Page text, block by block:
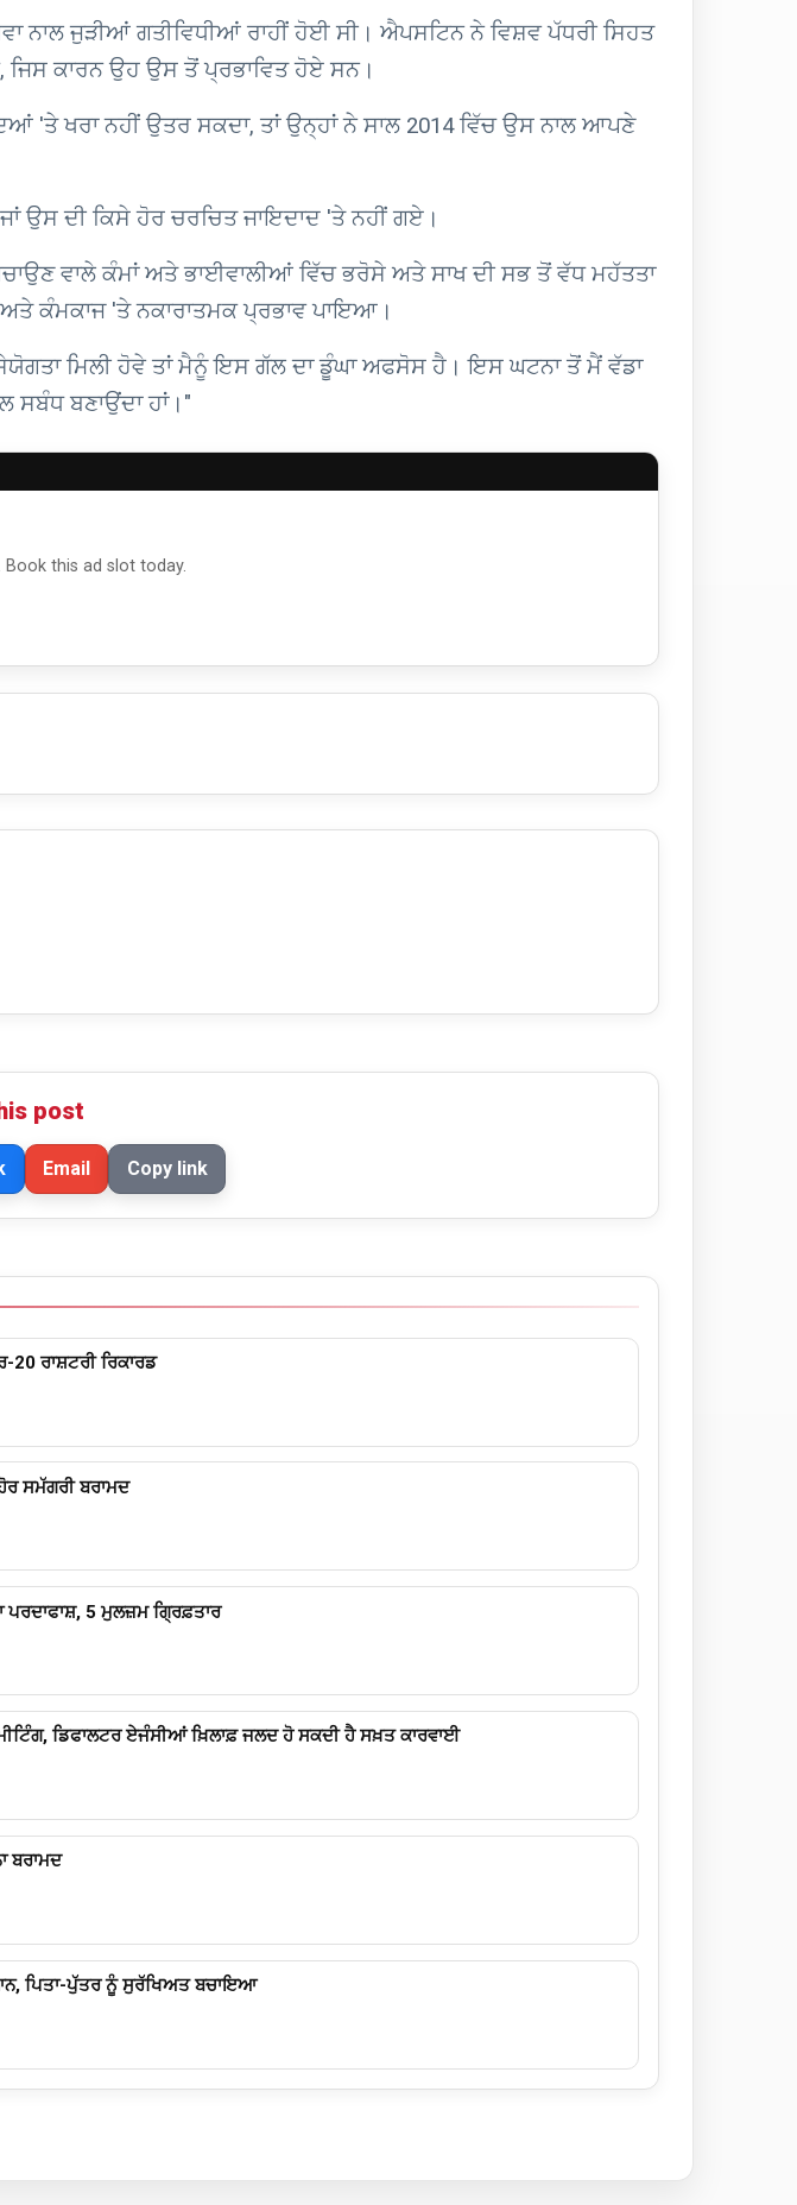
ਨਾਲ ਜੁੜੀਆਂ ਗਤੀਵਿਧੀਆਂ ਰਾਹੀਂ ਹੋਈ ਸੀ। ਐਪਸਟਿਨ ਨੇ ਵਿਸ਼ਵ ਪੱਧਰੀ ਸਿਹਤ
ਕਾਰਨ ਉਹ ਉਸ ਤੋਂ ਪ੍ਰਭਾਵਿਤ ਹੋਏ ਸਨ।
'ਤੇ ਖਰਾ ਨਹੀਂ ਉਤਰ ਸਕਦਾ, ਤਾਂ ਉਨ੍ਹਾਂ ਨੇ ਸਾਲ 2014 ਵਿੱਚ ਉਸ ਨਾਲ ਆਪਣੇ
ਉਸ ਦੀ ਕਿਸੇ ਹੋਰ ਚਰਚਿਤ ਜਾਇਦਾਦ 'ਤੇ ਨਹੀਂ ਗਏ।
ਵਾਲੇ ਕੰਮਾਂ ਅਤੇ ਭਾਈਵਾਲੀਆਂ ਵਿੱਚ ਭਰੋਸੇ ਅਤੇ ਸਾਖ ਦੀ ਸਭ ਤੋਂ ਵੱਧ ਮਹੱਤਤਾ
ਕੰਮਕਾਜ 'ਤੇ ਨਕਾਰਾਤਮਕ ਪ੍ਰਭਾਵ ਪਾਇਆ।
ਮਿਲੀ ਹੋਵੇ ਤਾਂ ਮੈਨੂੰ ਇਸ ਗੱਲ ਦਾ ਡੂੰਘਾ ਅਫਸੋਸ ਹੈ। ਇਸ ਘਟਨਾ ਤੋਂ ਮੈਂ ਵੱਡਾ
ਸਬੰਧ ਬਣਾਉਂਦਾ ਹਾਂ।"
Book this ad slot today.
post
Email Copy link
ਰਾਸ਼ਟਰੀ ਰਿਕਾਰਡ
ਸਮੱਗਰੀ ਬਰਾਮਦ
5 ਮੁਲਜ਼ਮ ਗ੍ਰਿਫ਼ਤਾਰ
ਡਿਫਾਲਟਰ ਏਜੰਸੀਆਂ ਖ਼ਿਲਾਫ਼ ਜਲਦ ਹੋ ਸਕਦੀ ਹੈ ਸਖ਼ਤ ਕਾਰਵਾਈ
ਬਰਾਮਦ
ਪਿਤਾ-ਪੁੱਤਰ ਨੂੰ ਸੁਰੱਖਿਅਤ ਬਚਾਇਆ